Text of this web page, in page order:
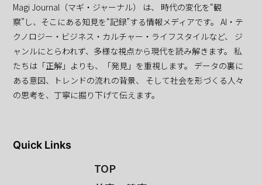
Magi Journal（マギ・ジャーナル） は、 時代の変化を“観
察”し、そこにある知見を“記録”する情報メディアです。 AI・テ
クノロジー・ビジネス・カルチャー・ライフスタイルなど、 ジ
ャンルにとらわれず、多様な視点から現代を読み解きます。 私
たちは「正解」よりも、「発見」を重視します。 データの裏に
ある意図、トレンドの流れの背景、 そして社会を形づくる人々
の思考を、丁寧に掘り下げて伝えます。
Quick Links
TOP